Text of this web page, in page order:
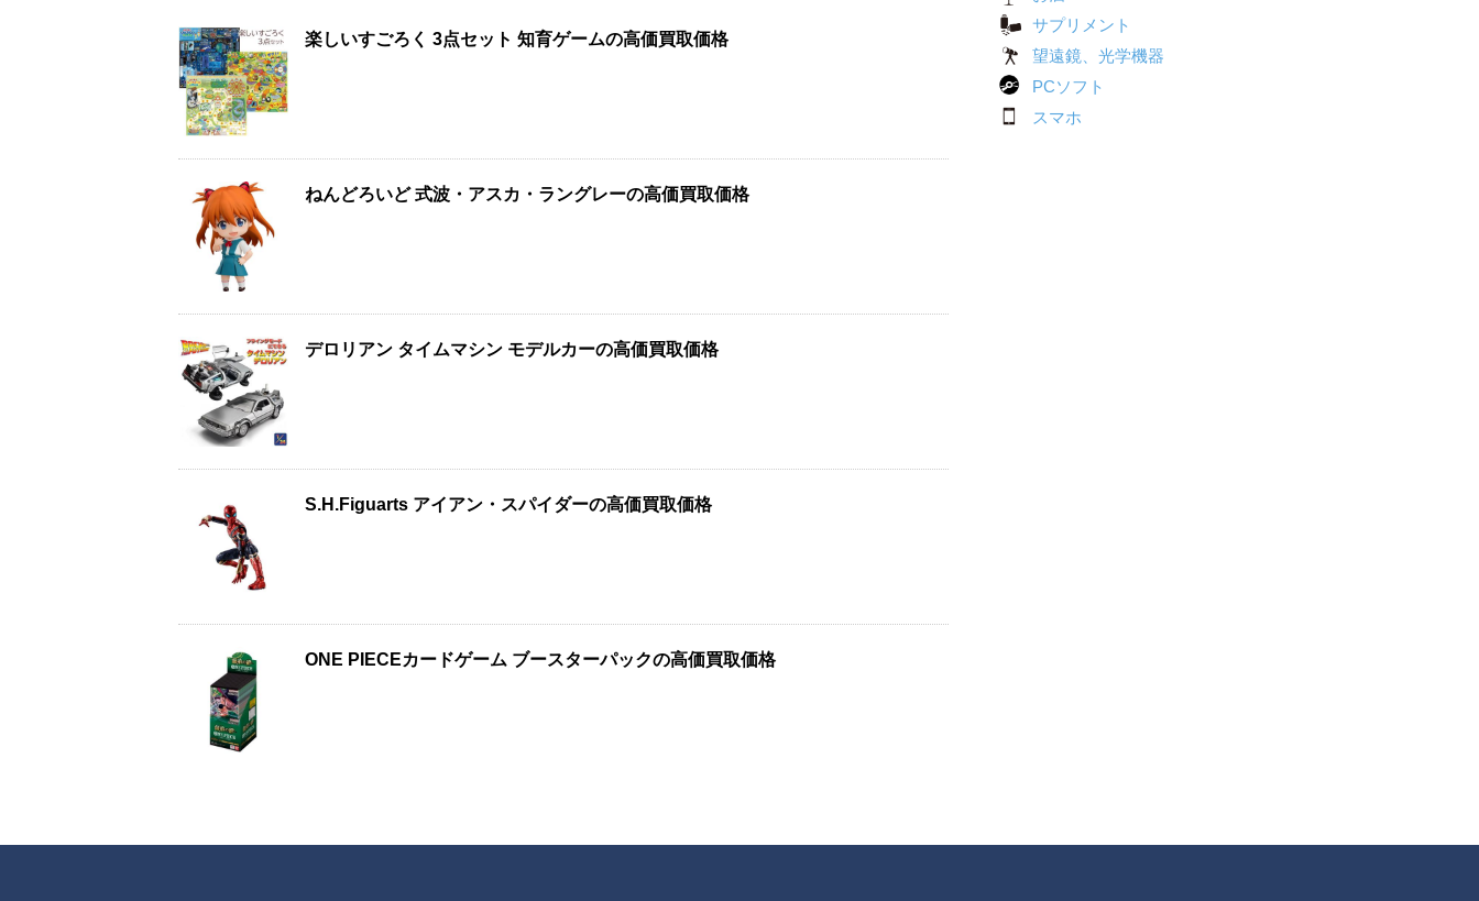
楽しいすごろく 3点セット 知育ゲームの高価買取価格
ねんどろいど 式波・アスカ・ラングレーの高価買取価格
デロリアン タイムマシン モデルカーの高価買取価格
S.H.Figuarts アイアン・スパイダーの高価買取価格
ONE PIECEカードゲーム ブースターパックの高価買取価格
サプリメント
望遠鏡、光学機器
PCソフト
スマホ